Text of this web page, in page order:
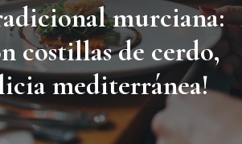
murciana:
costillas de cerdo,
mediterránea!